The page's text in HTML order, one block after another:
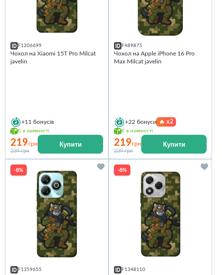
F1206699
Чохол на Xiaomi 15T Pro Milcat
javelin
+11 бонусів
Є в наявності
219грн
239 грн
Купити
F489875
Чохол на Apple iPhone 16 Pro
Max Milcat javelin
+22 бонуси 🔥x2
Є в наявності
219грн
239 грн
Купити
-8%
F1359655
-8%
F1348110